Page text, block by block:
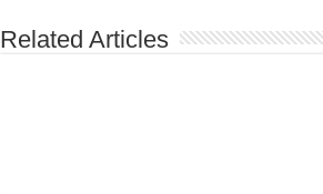
Related Articles